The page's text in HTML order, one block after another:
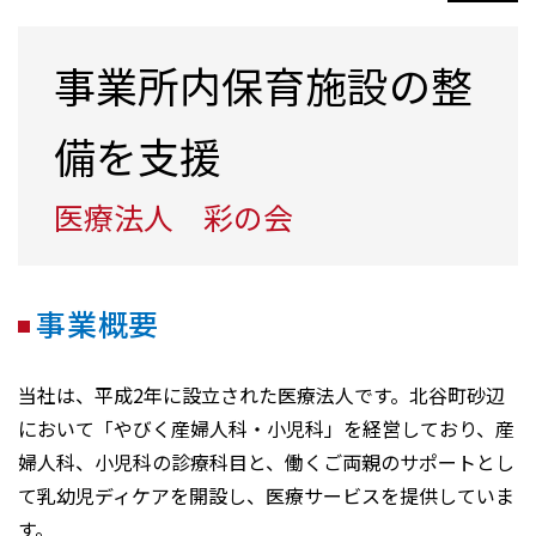
事業所内保育施設の整
備を支援
医療法人 彩の会
事業概要
当社は、平成2年に設立された医療法人です。北谷町砂辺
において「やびく産婦人科・小児科」を経営しており、産
婦人科、小児科の診療科目と、働くご両親のサポートとし
て乳幼児ディケアを開設し、医療サービスを提供していま
す。